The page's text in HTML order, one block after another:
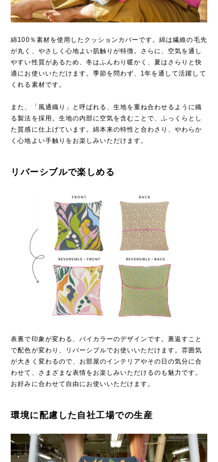
綿100％素材を使用したクッションカバーです。綿は繊維の毛先
が丸く、やさしく心地よい肌触りが特徴。さらに、空気を通し
やすい性質があるため、冬はふんわり暖かく、夏はさらりと快
適にお使いいただけます。季節を問わず、1年を通して活躍して
くれる素材です。
また、「風通織り」と呼ばれる、生地を重ね合わせるように織
る製法を採用。生地の内部に空気を含むことで、ふっくらとし
た質感に仕上げています。綿本来の特性と合わさり、やわらか
く心地よい手触りをお楽しみいただけます。
リバーシブルで楽しめる
表裏で印象が変わる、バイカラーのデザインです。裏返すこと
で配色が変わり、リバーシブルでお使いいただけます。雰囲気
が大きく変わるので、お部屋のインテリアやその日の気分に合
わせて、さまざまな表情をお楽しみいただけるのも魅力です。
お好みに合わせて自由にお使いいただけます。
環境に配慮した自社工場での生産